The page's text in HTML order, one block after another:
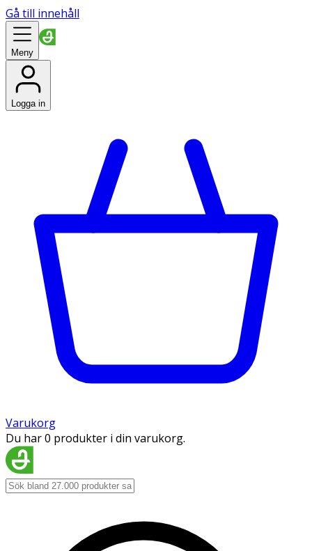
Gå till innehåll
Meny
Logga in
Varukorg
Du har 0 produkter i din varukorg.